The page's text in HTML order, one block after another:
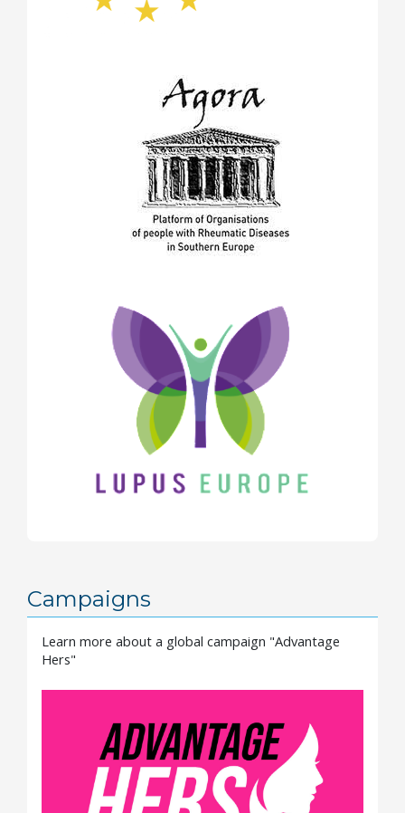
Campaigns
Learn more about a global campaign "Advantage
Hers"